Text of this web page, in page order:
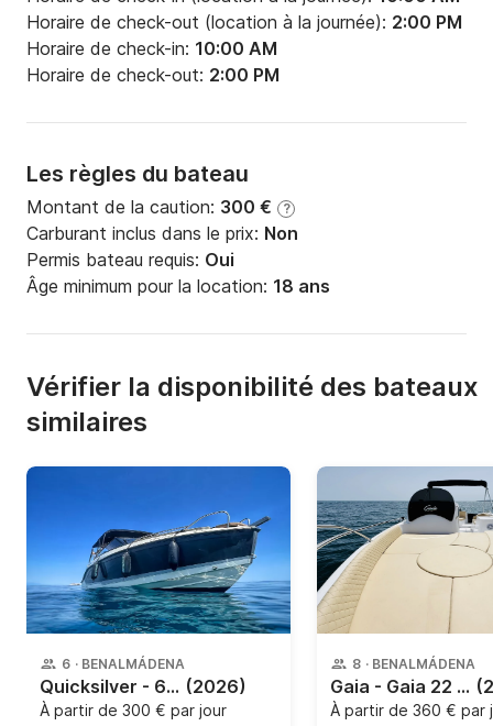
Horaire de check-out (location à la journée): 2:00 PM
Horaire de check-in: 10:00 AM
Horaire de check-out: 2:00 PM
Les règles du bateau
Montant de la caution: 300 € ?
Carburant inclus dans le prix: Non
Permis bateau requis: Oui
Âge minimum pour la location: 18 ans
Vérifier la disponibilité des bateaux
similaires
6 · BENALMÁDENA
Quicksilver - 605 ACTIV CRUISER (2026)
À partir de 300 € par jour
8 · BENALMÁDENA
Gaia - Gaia 22 open
À partir de 360 € par